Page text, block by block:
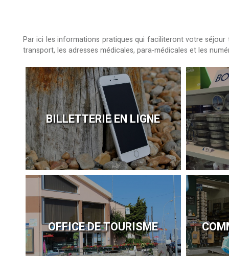
Par ici les informations pratiques qui faciliteront votre
transport, les adresses médicales, para-médicales et les
BILLETTERIE EN LIGNE
OFFICE DE TOURISME